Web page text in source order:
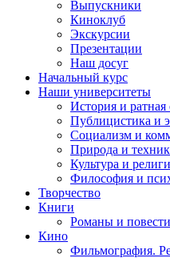
Выпускники
Киноклуб
Экскурсии
Презентации
Наш досуг
Начальный курс
Наши университеты
История и ратная
Публицистика и
Социализм и
Природа и
Культура и
Философия и
Творчество
Книги
Романы и
Кино
Фильмография.